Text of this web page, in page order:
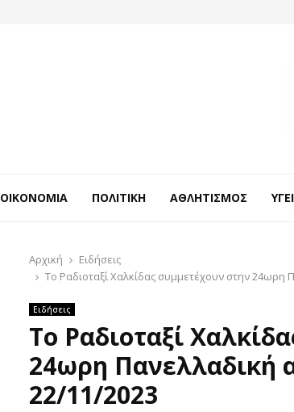
ΟΙΚΟΝΟΜΊΑ ΠΟΛΙΤΙΚΉ ΑΘΛΗΤΙΣΜΌΣ
Αρχική
Ειδήσεις
Tο Ραδιοταξί Χαλκίδας συμμετέχουν στην 24ωρη
Ειδήσεις
Tο Ραδιοταξί
24ωρη Πανελλαδική
22/11/2023